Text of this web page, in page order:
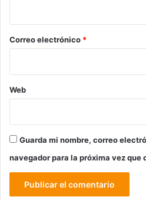
*
Correo electrónico *
Web
Guarda mi nombre, correo
navegador para la próxima vez que